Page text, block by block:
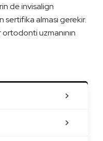
de invisalign
alması gerekir.
uzmanının